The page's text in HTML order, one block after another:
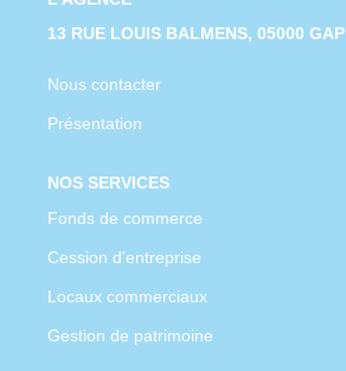
13 RUE LOUIS BALMENS, 05000 GAP
Nous contacter
Présentation
NOS SERVICES
Fonds de commerce
Cession d'entreprise
Locaux commerciaux
Gestion de patrimoine